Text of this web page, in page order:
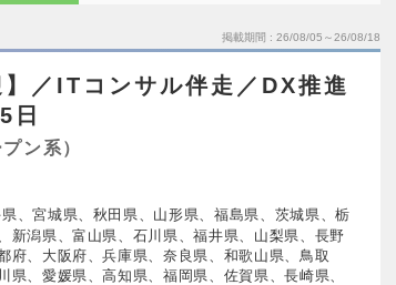
掲載期間 26/08/05～26/08/18
／ITコンサル伴走／DX推進
日
ン系）
、宮城県、秋田県、山形県、福島県、茨城県、栃
新潟県、富山県、石川県、福井県、山梨県、長野
府、大阪府、兵庫県、奈良県、和歌山県、鳥取
、愛媛県、高知県、福岡県、佐賀県、長崎県、